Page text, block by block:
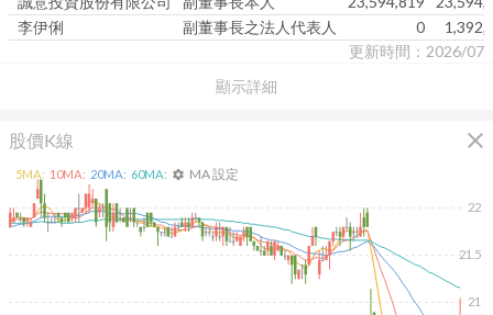
顯示詳細
李伊俐
副董事長之法人代表人 0
更新時間：2026/07
股價K線 close
21
21.5
22
5MA: 10MA: 20MA: 60MA: settings MA 設定